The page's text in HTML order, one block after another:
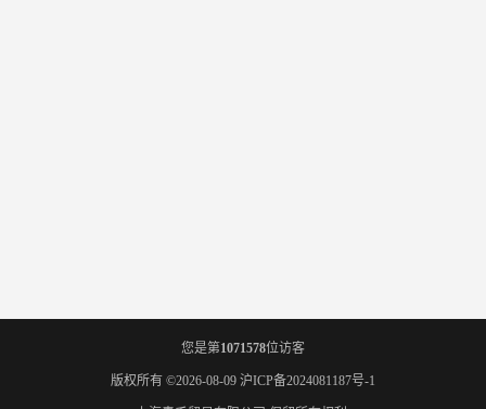
您是第1071578位访客
版权所有 ©2026-08-09 沪ICP备2024081187号-1